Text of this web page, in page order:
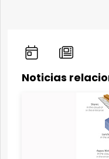
Noticias